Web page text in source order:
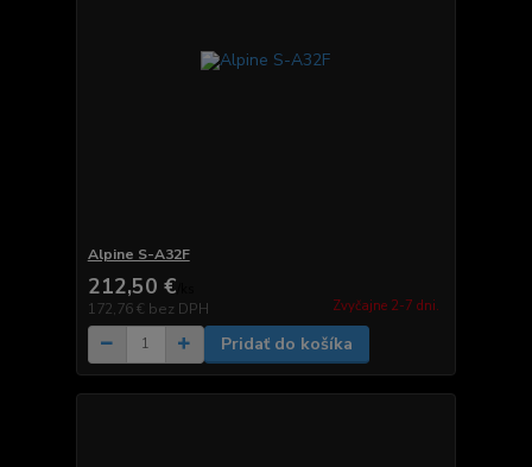
Alpine S-A32F
212,50 €
172,76 € bez DPH Zvyčajne 2-7 dni.
Pridať do košíka